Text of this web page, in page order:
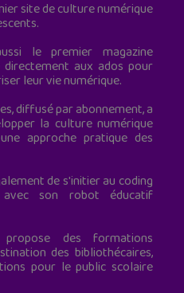
site de culture numérique
le premier magazine
directement aux ados pour
leur vie numérique.
diffusé par abonnement, a
la culture numérique
approche pratique des
de s'initier au coding
son robot éducatif
des formations
des bibliothécaires,
pour le public scolaire